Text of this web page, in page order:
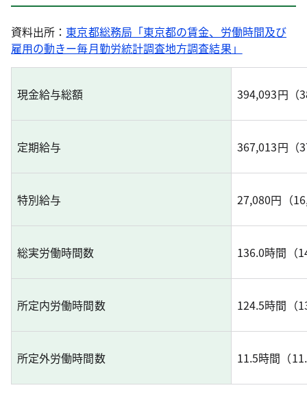
資料出所： 東京都総務局「東京都の賃金、労働時間及び
雇用の動きー毎月勤労統計調査地方調査結果」
現金給与総額 394,093円（
定期給与 367,013円（
特別給与 27,080円（
総実労働時間数 136.0時間（
所定内労働時間数 124.5時間（
所定外労働時間数 11.5時間（